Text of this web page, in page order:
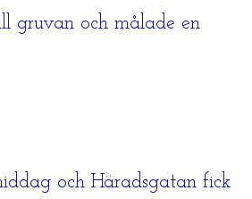
gruvan och målade en
och Häradsgatan fick